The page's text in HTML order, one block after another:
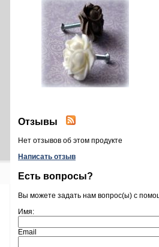
Отзывы
Нет отзывов об этом продукте
Написать отзыв
Есть вопросы?
Вы можете задать нам вопрос(ы) с
Имя:
Email